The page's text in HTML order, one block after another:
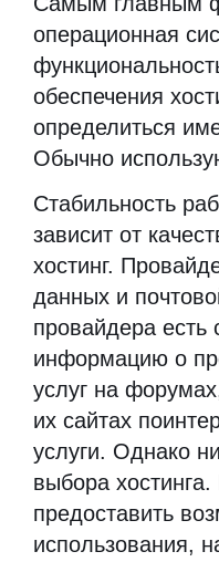
операционная
обеспечения
определиться
Обычно
Стабильность
зависит от
хостинг.
данных и
провайдера есть
информацию о
услуг на
их сайтах
услуги. Однако
выбора
предоставить
использования,